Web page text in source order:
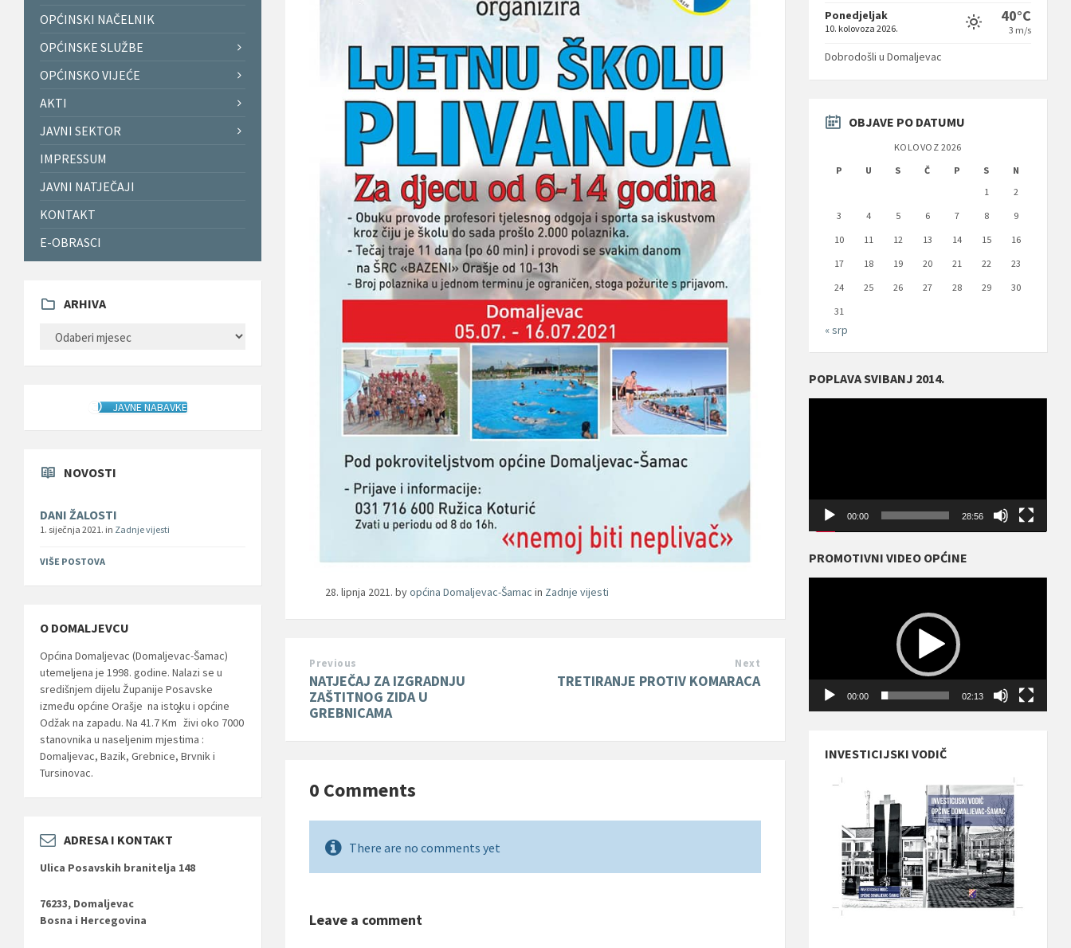
28. lipnja 2021.byopćina Domaljevac-Šamac in Zadnje vijesti
Previous
NATJEČAJ ZA IZGRADNJU
ZAŠTITNOG ZIDA U
GREBNICAMA
Next
TRETIRANJE PROTIV KOMARACA
0 Comments
There are no comments yet
Leave a comment
OPĆINSKI NAČELNIK
OPĆINSKE SLUŽBE
OPĆINSKO VIJEĆE
AKTI
JAVNI SEKTOR
IMPRESSUM
JAVNI NATJEČAJI
KONTAKT
E-OBRASCI
ARHIVA
JAVNE NABAVKE
NOVOSTI
DANI ŽALOSTI
1. siječnja 2021. in Zadnje vijesti
VIŠE POSTOVA
O DOMALJEVCU
Općina Domaljevac (Domaljevac-Šamac)
utemeljena je 1998. godine. Nalazi se u
središnjem dijelu Županije Posavske
između općine Orašje na istoku i općine
Odžak na zapadu. Na 41.7 Km
2
živi oko 7000
stanovnika u naseljenim mjestima :
Domaljevac, Bazik, Grebnice, Brvnik i
Tursinovac.
ADRESA I KONTAKT
Ulica Posavskih branitelja 148
76233, Domaljevac
Bosna i Hercegovina
Ponedjeljak
10. kolovoza 2026.
40°C
3 m/s
Dobrodošli u Domaljevac
OBJAVE PO DATUMU
KOLOVOZ 2026
P
U S Č P S
N
1
2
3
4 5 6 7 8
9
10
11 12 13 14 15
16
17
18 19 20 21 22
23
24
25 26 27 28 29
30
31
« srp
POPLAVA SVIBANJ 2014.
00:00 28:56
PROMOTIVNI VIDEO OPĆINE
00:00 02:13
INVESTICIJSKI VODIČ